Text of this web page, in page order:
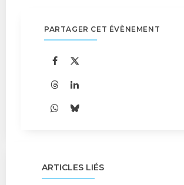
PARTAGER CET ÉVÈNEMENT
ARTICLES LIÉS